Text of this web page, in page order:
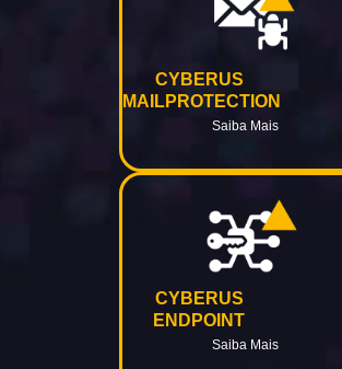
CYBERUS
MAILPROTECTION
Saiba Mais
CYBERUS
ENDPOINT
Saiba Mais